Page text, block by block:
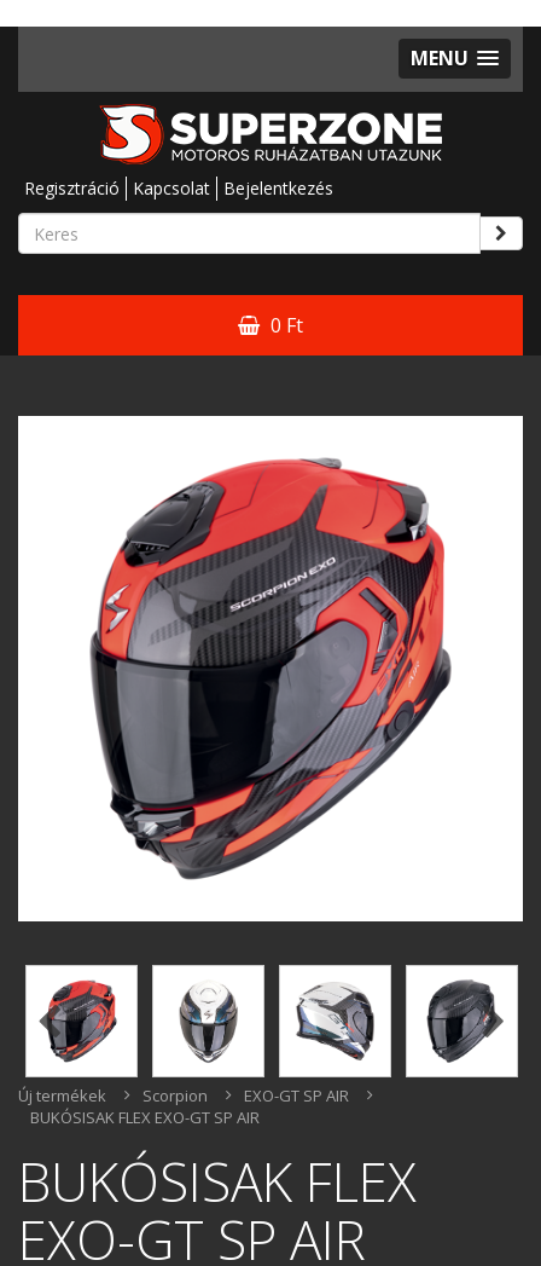
MENU
Regisztráció Kapcsolat Bejelentkezés
0 Ft
Új termékek Scorpion
EXO-GT SP AIR
BUKÓSISAK FLEX EXO-GT SP AIR
BUKÓSISAK FLEX
EXO-GT SP AIR